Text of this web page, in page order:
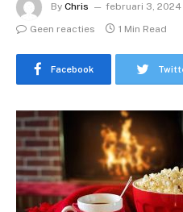
By Chris februari 3, 2024
Geen reacties
1 Min Read
Facebook